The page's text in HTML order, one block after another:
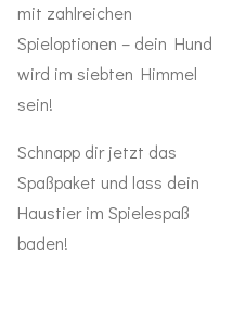
mit zahlreichen
Spieloptionen – dein Hund
wird im siebten Himmel
sein!
Schnapp dir jetzt das
Spaßpaket und lass dein
Haustier im Spielespaß
baden!